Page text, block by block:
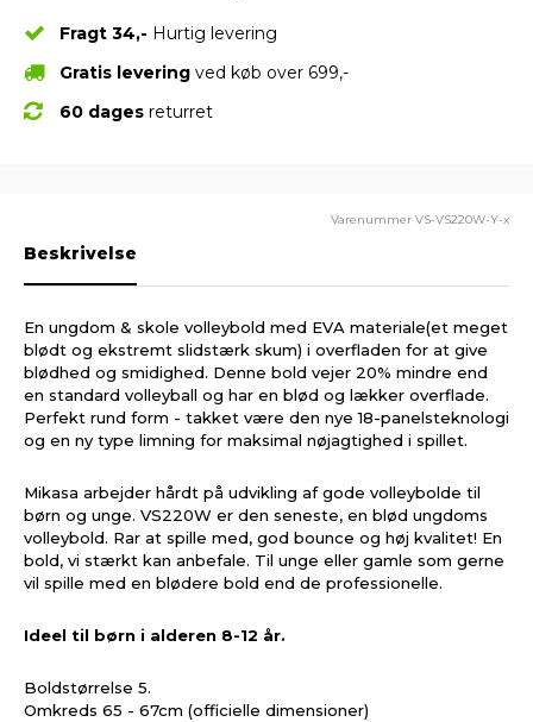
Fragt 34,- Hurtig levering
Gratis levering ved køb over 699,-
60 dages returret
Varenummer VS-VS220W-Y-x
Beskrivelse
En ungdom & skole volleybold med EVA materiale(et meget
blødt og ekstremt slidstærk skum) i overfladen for at give
blødhed og smidighed. Denne bold vejer 20% mindre end
en standard volleyball og har en blød og lækker overflade.
Perfekt rund form - takket være den nye 18-panelsteknologi
og en ny type limning for maksimal nøjagtighed i spillet.
Mikasa arbejder hårdt på udvikling af gode volleybolde til
børn og unge. VS220W er den seneste, en blød ungdoms
volleybold. Rar at spille med, god bounce og høj kvalitet! En
bold, vi stærkt kan anbefale. Til unge eller gamle som gerne
vil spille med en blødere bold end de professionelle.
Ideel til børn i alderen 8-12 år.
Boldstørrelse 5.
Omkreds 65 - 67cm (officielle dimensioner)